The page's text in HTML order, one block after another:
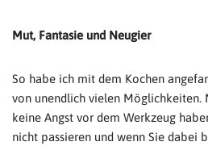
Mut, Fantasie und Neugier
So habe ich mit dem Kochen
von unendlich vielen Möglichkeiten.
keine Angst vor dem Werkzeug
nicht passieren und wenn Sie dabei